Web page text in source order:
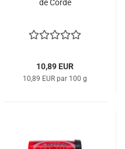
de Corde
10,89 EUR
10,89 EUR par 100 g